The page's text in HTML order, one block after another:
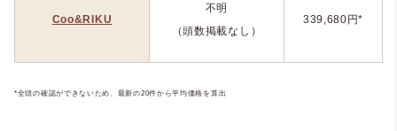
Coo&RIKU
不明
（頭数掲載なし）
339,680円*
*全頭の確認ができないため、最新の20件から平均価格を算出